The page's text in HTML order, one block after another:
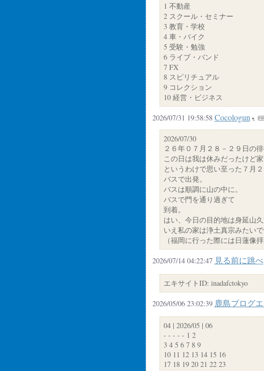
1 不動産
2 スクール・セミナー
3 教育・学校
4 車・バイク
5 受験・勉強
6 ライブ・バンド
7 FX
8 スピリチュアル
9 コレクション
10 経営・ビジネス
2026/07/31 19:58:58 Cocologun
2026/07/30
２６年０７月２８－２９日の
この日は我は休みだったけど
というわけで思い至った７月
バスで出発。
バスは順調に山の中に。
バスで門を通り過ぎて
到着。
はい、今日の目的地は身延山
いえ私の家は浄土真宗みたいで
（福岡に行った際には日蓮像
2026/07/14 04:22:47 見る前に跳べ
エキサイトID: inadafctokyo
2026/05/06 23:02:39 鹿島ブログ
04 | 2026/05 | 06
- - - - - 1 2
3 4 5 6 7 8 9
10 11 12 13 14 15 16
17 18 19 20 21 22 23